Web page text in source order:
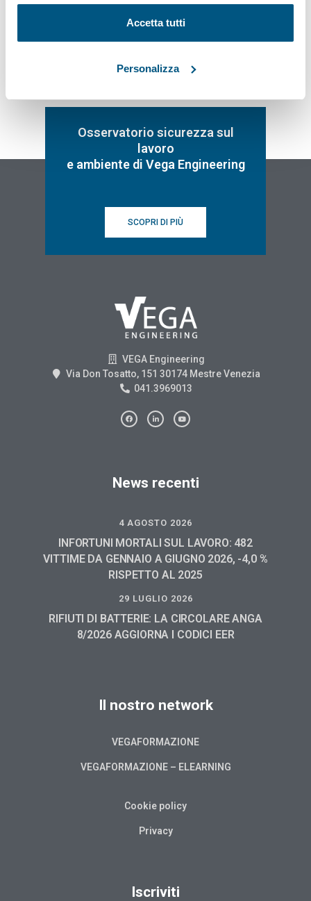
Accetta tutti
Personalizza
Osservatorio sicurezza sul
lavoro
e ambiente di Vega Engineering
SCOPRI DI PIÙ
VEGA Engineering
Via Don Tosatto, 151 30174 Mestre Venezia
041.3969013
News recenti
4 AGOSTO 2026
INFORTUNI MORTALI SUL LAVORO: 482
VITTIME DA GENNAIO A GIUGNO 2026, -4,0 %
RISPETTO AL 2025
29 LUGLIO 2026
RIFIUTI DI BATTERIE: LA CIRCOLARE ANGA
8/2026 AGGIORNA I CODICI EER
Il nostro network
VEGAFORMAZIONE
VEGAFORMAZIONE – ELEARNING
Cookie policy
Privacy
Iscriviti